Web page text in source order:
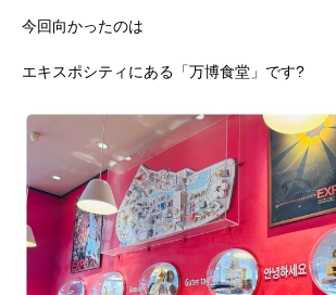
今回向かったのは
エキスポシティにある「万博食堂」です?